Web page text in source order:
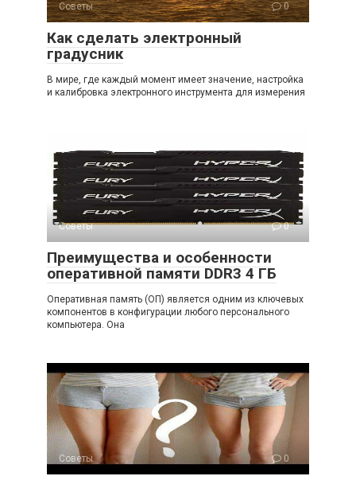
Советы 0
Как сделать электронный
градусник
В мире, где каждый момент имеет значение, настройка
и калибровка электронного инструмента для измерения
Советы 0
Преимущества и особенности
оперативной памяти DDR3 4 ГБ
Оперативная память (ОП) является одним из ключевых
компонентов в конфигурации любого персонального
компьютера. Она
Советы 0